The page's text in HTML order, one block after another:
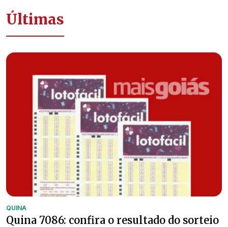
Últimas
QUINA
Quina 7086: confira o resultado do sorteio